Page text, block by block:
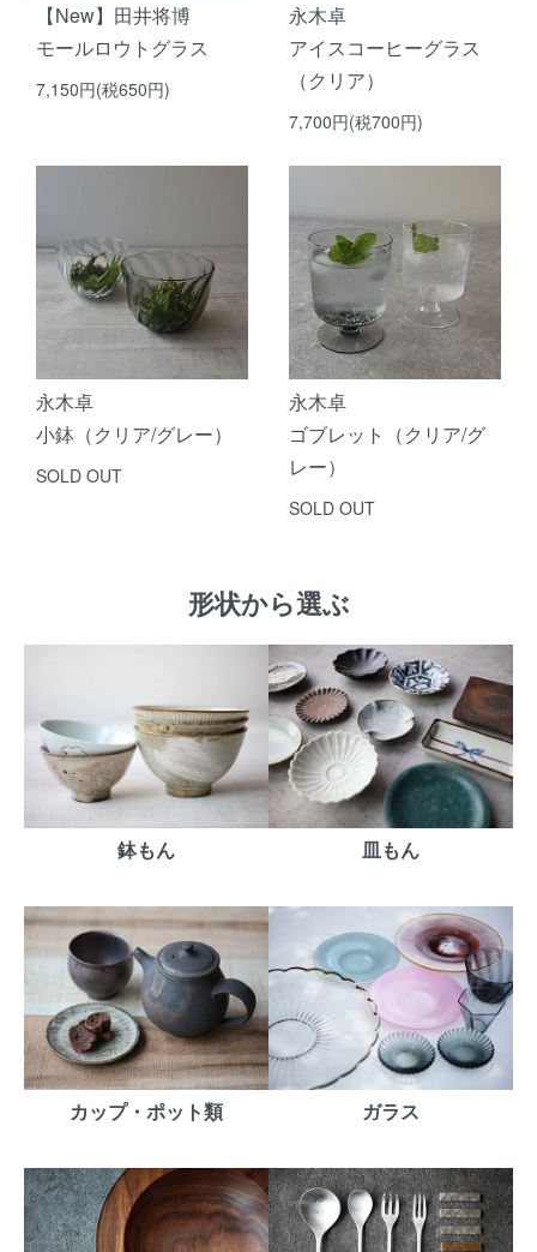
【New】田井将博
モールロウトグラス
7,150円(税650円)
永木卓
アイスコーヒーグラス
（クリア）
7,700円(税700円)
永木卓
小鉢（クリア/グレー）
SOLD OUT
永木卓
ゴブレット（クリア/グ
レー）
SOLD OUT
形状から選ぶ
鉢もん 皿もん
カップ・ポット類 ガラス